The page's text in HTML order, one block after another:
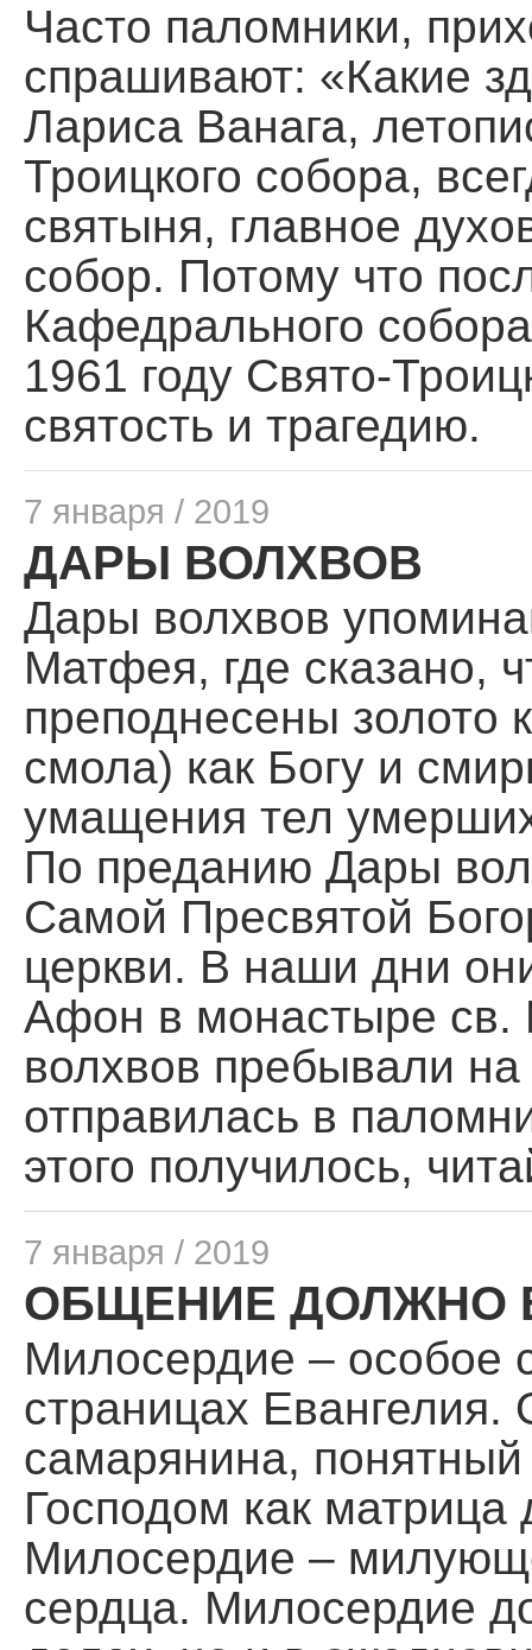
Часто паломники,
спрашивают: «Какие
Лариса Ванага,
Троицкого собора,
святыня, главное
собор. Потому что
Кафедрального
1961 году Свято-
святость и трагедию.
7 января / 2019
ДАРЫ ВОЛХВОВ
Дары волхвов
Матфея, где сказано,
преподнесены золото
смола) как Богу и
умащения тел
По преданию Дары
Самой Пресвятой
церкви. В наши дни
Афон в монастыре св.
волхвов пребывали
отправилась в
этого получилось,
7 января / 2019
ОБЩЕНИЕ ДОЛЖНО
Милосердие – особое
страницах Евангелия.
самарянина,
Господом как матрица
Милосердие –
сердца. Милосердие